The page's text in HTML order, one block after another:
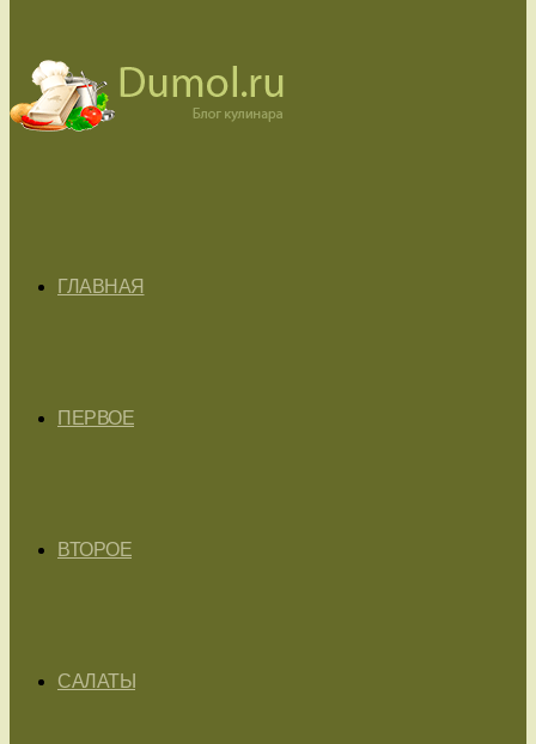
ГЛАВНАЯ
ПЕРВОЕ
ВТОРОЕ
САЛАТЫ